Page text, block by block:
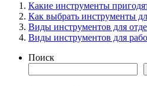
Какие инструменты
Как выбрать инструменты
Виды инструментов для
Виды инструментов для
Поиск